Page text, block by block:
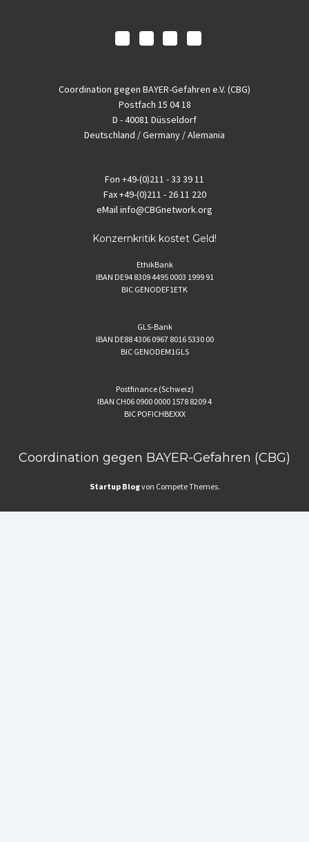
Coordination gegen BAYER-Gefahren e.V. (CBG)
Postfach 15 04 18
D - 40081 Düsseldorf
Deutschland / Germany / Alemania
Fon +49-(0)211 - 33 39 11
Fax+49-(0)211 - 26 11 220
eMailinfo@CBGnetwork.org
Konzernkritik kostet Geld!
EthikBank
IBAN DE94 8309 4495 0003 1999 91
BIC GENODEF1ETK
GLS-Bank
IBAN DE88 4306 0967 8016 5330 00
BIC GENODEM1GLS
Postfinance (Schweiz)
IBAN CH06 0900 0000 1578 8209 4
BIC POFICHBEXXX
Coordination gegen BAYER-Gefahren (CBG)
Startup Blogvon Compete Themes.